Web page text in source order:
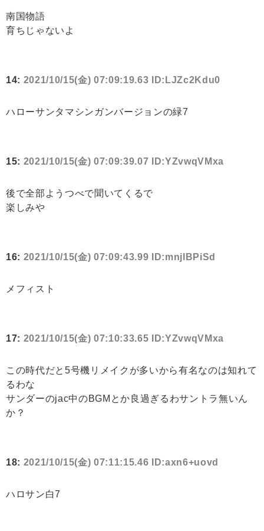
南国物語
育ちじゃないよ
14: 2021/10/15(金) 07:09:19.63 ID:LJZc2Kdu0
ハローサンタマシンガンバージョンの緑7
15: 2021/10/15(金) 07:09:39.07 ID:YZvwqVMxa
後で全部ようつべで聞いてくるで
楽しみや
16: 2021/10/15(金) 07:09:43.99 ID:mnjlBPiSd
メフィスト
17: 2021/10/15(金) 07:10:33.65 ID:YZvwqVMxa
この時代だと5号機リメイクが多いから有名なのは知れて
るわな
サンダーのjac中のBGMとか良過ぎるわサントラ無いん
か？
18: 2021/10/15(金) 07:11:15.46 ID:axn6+uovd
ハロサン白7